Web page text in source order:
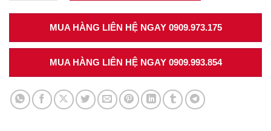
MUA HÀNG LIÊN HỆ NGAY 0909.973.175
MUA HÀNG LIÊN HỆ NGAY 0909.993.854